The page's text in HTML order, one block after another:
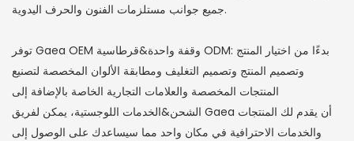
جميع جوانب مستلزمات الفنون والحرف اليدوية.
توفر Gaea OEM وقفة واحدة&قرطاسية ODM: بدءًا من اختيار المنتج
وتصميم المنتج وتصميم التغليف ومطابقة الألوان المخصصة لتصنيع
المنتجات المخصصة والعلامات التجارية الخاصة بالإضافة إلى
الشحن&الخدمات اللوجستية، يمكن لفريق Gaea أن يقدم لك المنتجات
والخدمات الاحترافية في مكان واحد مما سيساعدك على الوصول إلى